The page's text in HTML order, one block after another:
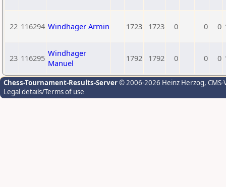
22 116294 Windhager Armin 1723 1723 0 0 0
23 116295 Windhager
Manuel
1792 1792 0 0 0
Chess-Tournament-Results-Server© 2006-2026 Heinz Herzog,
Legal details/Terms of use